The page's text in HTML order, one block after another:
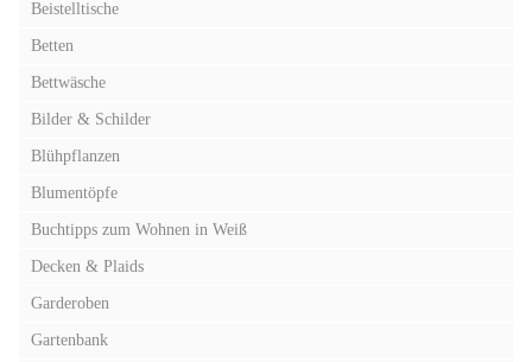
Beistelltische
Betten
Bettwäsche
Bilder & Schilder
Blühpflanzen
Blumentöpfe
Buchtipps zum Wohnen in Weiß
Decken & Plaids
Garderoben
Gartenbank